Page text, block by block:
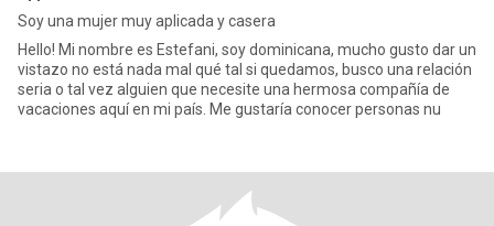
Soy una mujer muy aplicada y casera
Hello! Mi nombre es Estefani, soy dominicana, mucho gusto dar un
vistazo no está nada mal qué tal si quedamos, busco una relación
seria o tal vez alguien que necesite una hermosa compañía de
vacaciones aquí en mi país. Me gustaría conocer personas nu